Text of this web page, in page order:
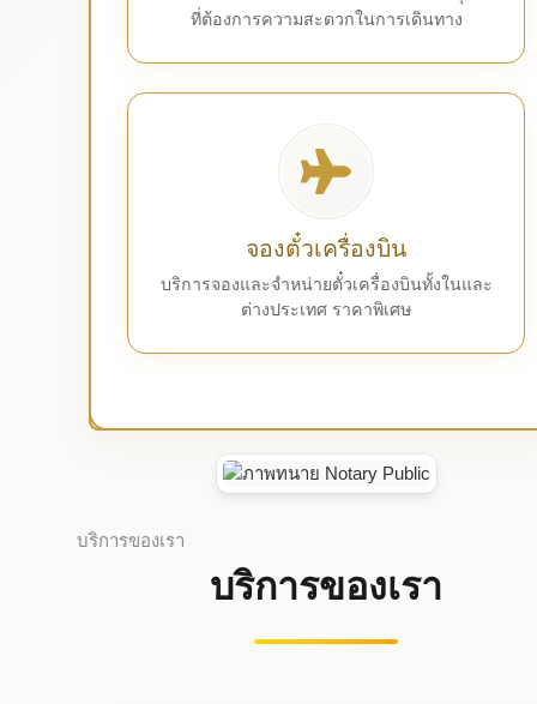
ที่ต้องการความสะดวกในการเดินทาง
จองตั๋วเครื่องบิน
บริการจองและจำหน่ายตั๋วเครื่องบินทั้งในและ
ต่างประเทศ ราคาพิเศษ
บริการของเรา
บริการของเรา